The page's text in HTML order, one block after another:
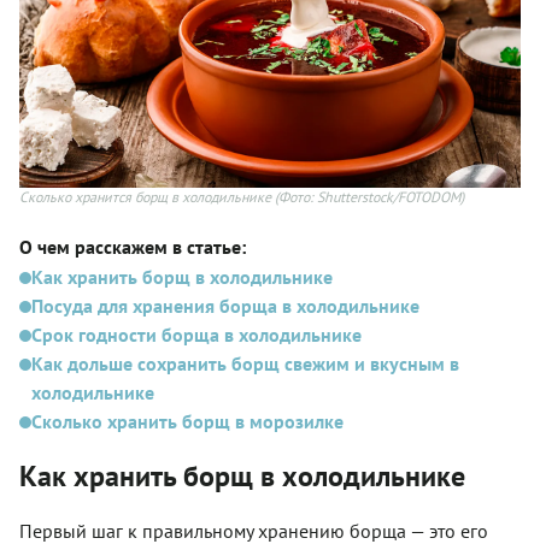
Сколько хранится борщ в холодильнике(Фото: Shutterstock/FOTODOM)
О чем расскажем в статье:
Как хранить борщ в холодильнике
Посуда для хранения борща в холодильнике
Срок годности борща в холодильнике
Как дольше сохранить борщ свежим и вкусным в
холодильнике
Сколько хранить борщ в морозилке
Как хранить борщ в холодильнике
Первый шаг к правильному хранению борща — это его